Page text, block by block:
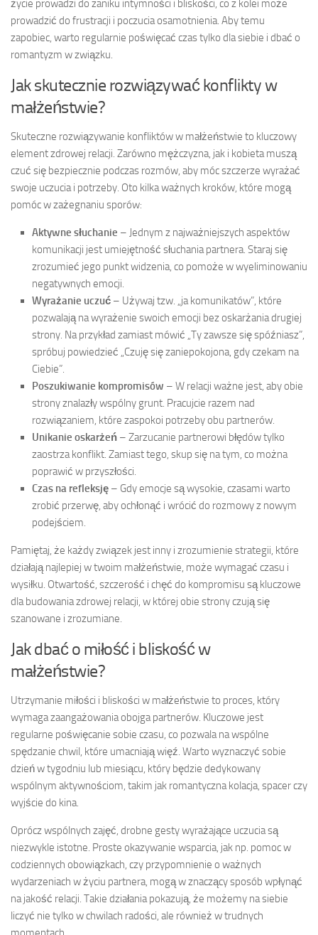
życie prowadzi do zaniku intymności i bliskości, co z kolei może
prowadzić do frustracji i poczucia osamotnienia. Aby temu
zapobiec, warto regularnie poświęcać czas tylko dla siebie i dbać o
romantyzm w związku.
Jak skutecznie rozwiązywać konflikty w
małżeństwie?
Skuteczne rozwiązywanie konfliktów w małżeństwie to kluczowy
element zdrowej relacji. Zarówno mężczyzna, jak i kobieta muszą
czuć się bezpiecznie podczas rozmów, aby móc szczerze wyrażać
swoje uczucia i potrzeby. Oto kilka ważnych kroków, które mogą
pomóc w zażegnaniu sporów:
Aktywne słuchanie – Jednym z najważniejszych aspektów
komunikacji jest umiejętność słuchania partnera. Staraj się
zrozumieć jego punkt widzenia, co pomoże w wyeliminowaniu
negatywnych emocji.
Wyrażanie uczuć – Używaj tzw. „ja komunikatów”, które
pozwalają na wyrażenie swoich emocji bez oskarżania drugiej
strony. Na przykład zamiast mówić „Ty zawsze się spóźniasz”,
spróbuj powiedzieć „Czuję się zaniepokojona, gdy czekam na
Ciebie”.
Poszukiwanie kompromisów – W relacji ważne jest, aby obie
strony znalazły wspólny grunt. Pracujcie razem nad
rozwiązaniem, które zaspokoi potrzeby obu partnerów.
Unikanie oskarżeń – Zarzucanie partnerowi błędów tylko
zaostrza konflikt. Zamiast tego, skup się na tym, co można
poprawić w przyszłości.
Czas na refleksję – Gdy emocje są wysokie, czasami warto
zrobić przerwę, aby ochłonąć i wrócić do rozmowy z nowym
podejściem.
Pamiętaj, że każdy związek jest inny i zrozumienie strategii, które
działają najlepiej w twoim małżeństwie, może wymagać czasu i
wysiłku. Otwartość, szczerość i chęć do kompromisu są kluczowe
dla budowania zdrowej relacji, w której obie strony czują się
szanowane i zrozumiane.
Jak dbać o miłość i bliskość w
małżeństwie?
Utrzymanie miłości i bliskości w małżeństwie to proces, który
wymaga zaangażowania obojga partnerów. Kluczowe jest
regularne poświęcanie sobie czasu, co pozwala na wspólne
spędzanie chwil, które umacniają więź. Warto wyznaczyć sobie
dzień w tygodniu lub miesiącu, który będzie dedykowany
wspólnym aktywnościom, takim jak romantyczna kolacja, spacer czy
wyjście do kina.
Oprócz wspólnych zajęć, drobne gesty wyrażające uczucia są
niezwykle istotne. Proste okazywanie wsparcia, jak np. pomoc w
codziennych obowiązkach, czy przypomnienie o ważnych
wydarzeniach w życiu partnera, mogą w znaczący sposób wpłynąć
na jakość relacji. Takie działania pokazują, że możemy na siebie
liczyć nie tylko w chwilach radości, ale również w trudnych